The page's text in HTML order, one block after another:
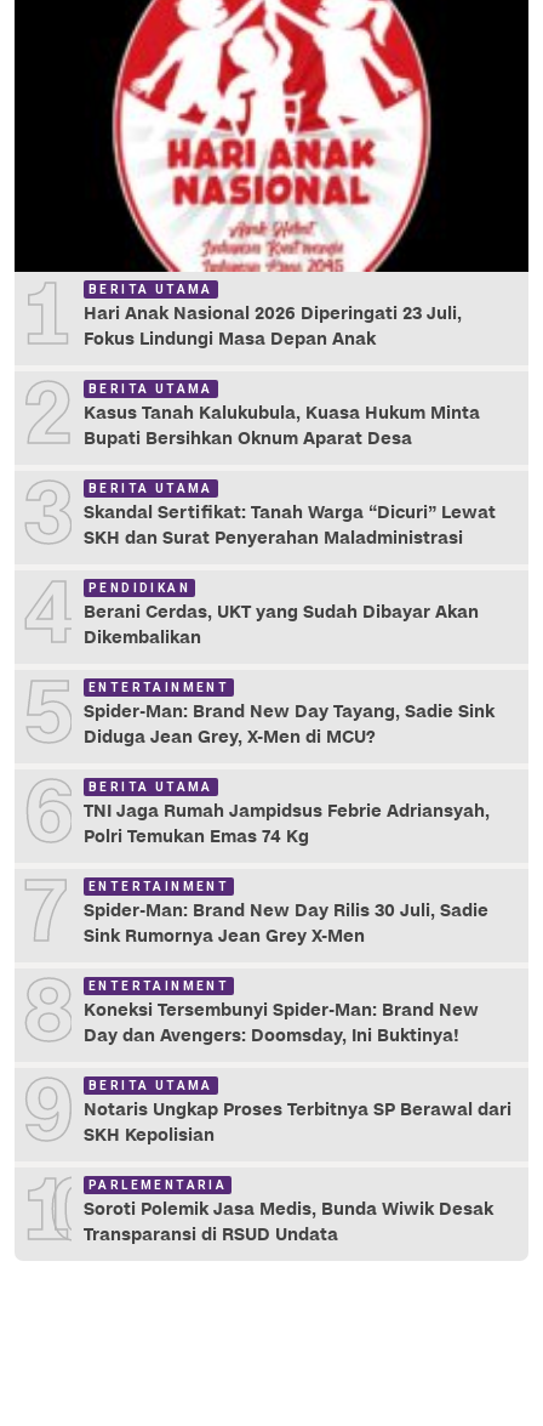
1 BERITA UTAMA
Hari Anak Nasional 2026 Diperingati 23 Juli,
Fokus Lindungi Masa Depan Anak
2 BERITA UTAMA
Kasus Tanah Kalukubula, Kuasa Hukum Minta
Bupati Bersihkan Oknum Aparat Desa
3 BERITA UTAMA
Skandal Sertifikat: Tanah Warga “Dicuri” Lewat
SKH dan Surat Penyerahan Maladministrasi
4 PENDIDIKAN
Berani Cerdas, UKT yang Sudah Dibayar Akan
Dikembalikan
5 ENTERTAINMENT
Spider-Man: Brand New Day Tayang, Sadie Sink
Diduga Jean Grey, X-Men di MCU?
6 BERITA UTAMA
TNI Jaga Rumah Jampidsus Febrie Adriansyah,
Polri Temukan Emas 74 Kg
7 ENTERTAINMENT
Spider-Man: Brand New Day Rilis 30 Juli, Sadie
Sink Rumornya Jean Grey X-Men
8 ENTERTAINMENT
Koneksi Tersembunyi Spider-Man: Brand New
Day dan Avengers: Doomsday, Ini Buktinya!
9 BERITA UTAMA
Notaris Ungkap Proses Terbitnya SP Berawal dari
SKH Kepolisian
10 PARLEMENTARIA
Soroti Polemik Jasa Medis, Bunda Wiwik Desak
Transparansi di RSUD Undata